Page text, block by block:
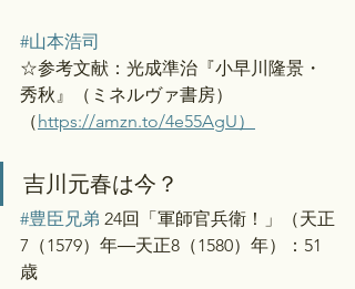
#山本浩司
☆参考文献：光成準治『小早川隆景・
秀秋』（ミネルヴァ書房）
（https://amzn.to/4e55AgU）
吉川元春は今？
#豊臣兄弟 24回「軍師官兵衛！」（天正
7（1579）年―天正8（1580）年）：51
歳